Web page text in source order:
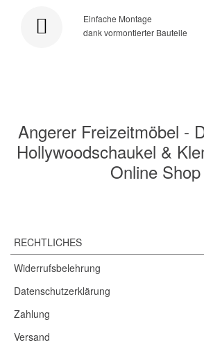
Einfache Montage
dank vormontierter Bauteile
Angerer Freizeitmöbel -
Hollywoodschaukel &
Online Shop
RECHTLICHES
Widerrufsbelehrung
Datenschutzerklärung
Zahlung
Versand